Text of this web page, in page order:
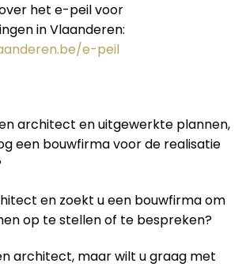
het e-peil voor
in Vlaanderen:
e-peil
architect en uitgewerkte plannen,
een bouwfirma voor de realisatie
en zoekt u een bouwfirma om
op te stellen of te bespreken?
architect, maar wilt u graag met